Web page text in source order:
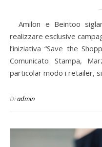
Amilon e Beintoo siglano una nuova partnership per
realizzare esclusive
l’iniziativa “Save the
Comunicato Stampa,
particolar modo i retailer,
Diadmin